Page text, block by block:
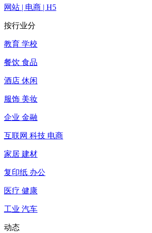
网站 | 电商 | H5
按行业分
教育 学校
餐饮 食品
酒店 休闲
服饰 美妆
企业 金融
互联网 科技 电商
家居 建材
复印纸 办公
医疗 健康
工业 汽车
动态